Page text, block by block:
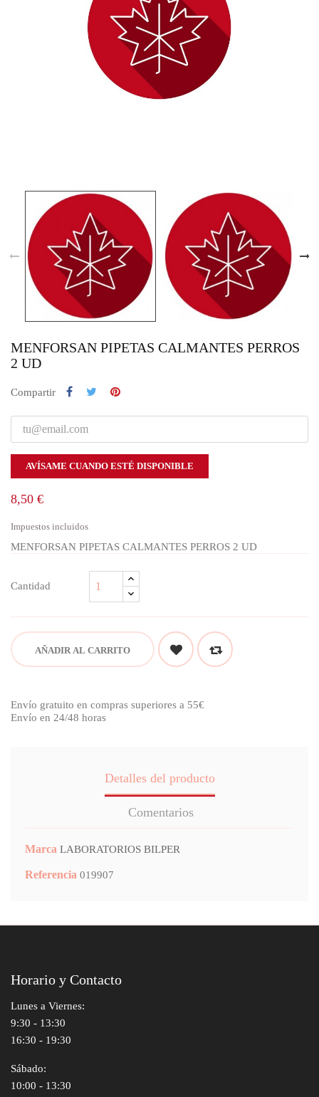
MENFORSAN PIPETAS CALMANTES PERROS
2 UD
Compartir
AVÍSAME CUANDO ESTÉ DISPONIBLE
8,50 €
Impuestos incluidos
MENFORSAN PIPETAS CALMANTES PERROS 2 UD
Cantidad
AÑADIR AL CARRITO
Envío gratuito en compras superiores a 55€
Envío en 24/48 horas
Detalles del producto
Comentarios
Marca LABORATORIOS BILPER
Referencia 019907
Horario y Contacto
Lunes a Viernes:
9:30 - 13:30
16:30 - 19:30
Sábado:
10:00 - 13:30